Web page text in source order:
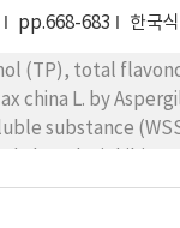
로 발효에 따라
조직으로부터 부분
않았다. 그러나 AO
기인되어 나타난 것
pp.668-683 한국
(TP), total
china L. by
substance
from rabbit
water